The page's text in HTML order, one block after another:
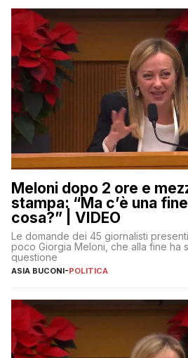
Meloni dopo 2 ore e
stampa: “Ma c’è una
cosa?” | VIDEO
Le domande dei 45 giornalisti
poco Giorgia Meloni, che alla fine ha
questione
ASIA BUCONI-POLITICA